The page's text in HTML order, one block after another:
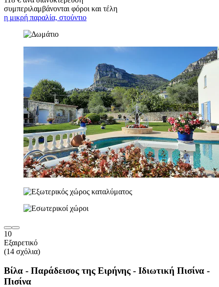
συμπεριλαμβάνονται φόροι και τέλη
η μικρή παραλία, στούντιο
10
Εξαιρετικό
(14 σχόλια)
Βίλα - Παράδεισος της Ειρήνης - Ιδιωτική Πισίνα -
Πισίνα